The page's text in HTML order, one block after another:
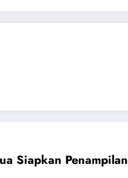
Siapkan